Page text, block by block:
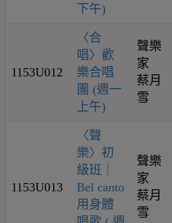
下午)
1153U012
〈合
唱〉歡
樂合唱
團 (週一
上午)
聲樂
家
蔡月
雪
1153U013
〈聲
樂〉初
級班｜
Bel canto
用身體
聲樂
家
蔡月
雪